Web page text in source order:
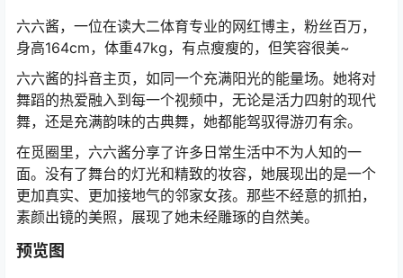
六六酱，一位在读大二体育专业的网红博主，粉丝百万，
身高164cm，体重47kg，有点瘦瘦的，但笑容很美~
六六酱的抖音主页，如同一个充满阳光的能量场。她将对
舞蹈的热爱融入到每一个视频中，无论是活力四射的现代
舞，还是充满韵味的古典舞，她都能驾驭得游刃有余。
在觅圈里，六六酱分享了许多日常生活中不为人知的一
面。没有了舞台的灯光和精致的妆容，她展现出的是一个
更加真实、更加接地气的邻家女孩。那些不经意的抓拍，
素颜出镜的美照，展现了她未经雕琢的自然美。
预览图